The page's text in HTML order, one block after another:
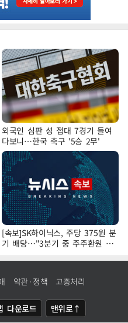
외국인 심판 성 접대 7경기 들여
다보니…한국 축구 '5승 2무'
[속보]SK하이닉스, 주당 375원 분
기 배당…"3분기 중 주주환원 방
안 확정"
약관·정책 고충처리
다운로드 맨위로↑